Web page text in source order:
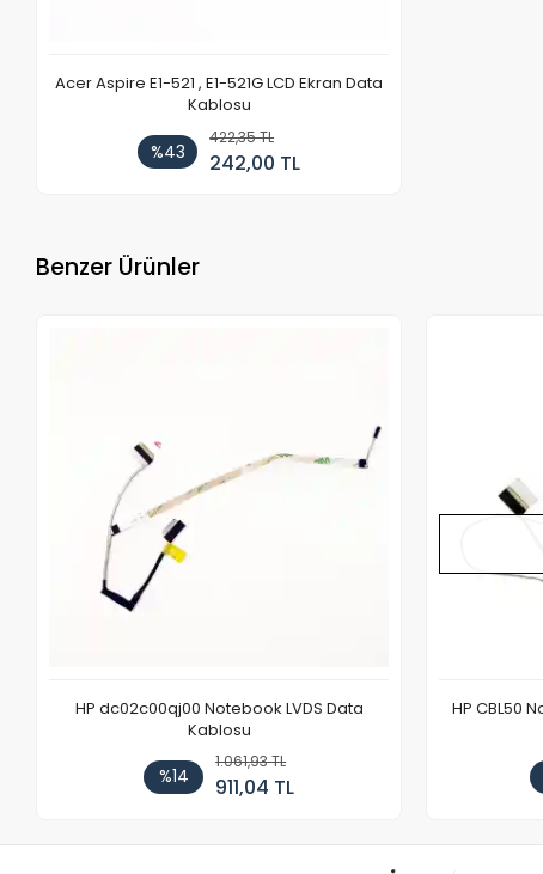
Acer Aspire E1-521 , E1-521G LCD Ekran Data
Kablosu
%43
422,35 TL
242,00 TL
Benzer Ürünler
HP dc02c00qj00 Notebook LVDS Data
Kablosu
%14
1.061,93 TL
911,04 TL
HP CBL50